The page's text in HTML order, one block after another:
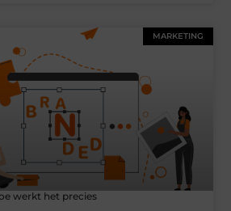
MARKETING
werkt het precies